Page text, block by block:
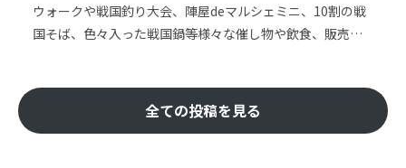
ウォークや戦国釣り大会、陣屋deマルシェミニ、10割の戦
国そば、色々入った戦国鍋等様々な催し物や飲食、販売…
全ての投稿を見る